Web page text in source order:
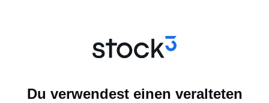
Du verwendest einen veralteten